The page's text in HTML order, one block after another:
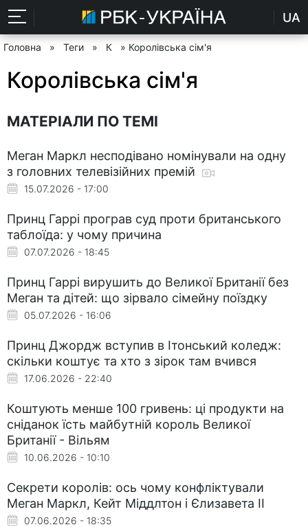
UA
Головна » Теги » К » Королівська сім'я
Королівська сім'я
МАТЕРІАЛИ ПО ТЕМІ
Меган Маркл несподівано номінували на одну
з головних телевізійних премій
15.07.2026 - 17:00
Принц Гаррі програв суд проти британського
таблоїда: у чому причина
07.07.2026 - 18:45
Принц Гаррі вирушить до Великої Британії без
Меган та дітей: що зірвало сімейну поїздку
05.07.2026 - 16:06
Принц Джордж вступив в Ітонський коледж:
скільки коштує та хто з зірок там вчився
17.06.2026 - 22:40
Коштують менше 100 гривень: ці продукти на
сніданок їсть майбутній король Великої
Британії - Вільям
10.06.2026 - 10:10
Секрети королів: ось чому конфліктували
Меган Маркл, Кейт Міддлтон і Єлизавета II
07.06.2026 - 18:35